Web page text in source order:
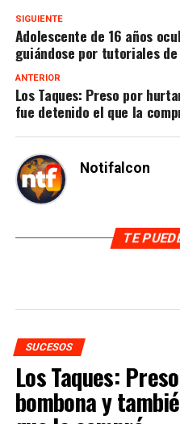
SIGUIENTE
Adolescente de 16 años
guiándose por tutoriales
ANTERIOR
Los Taques: Preso por
fue detenido el que la
Notifalcon
TE
SUCESOS
Los Taques:
bombona y